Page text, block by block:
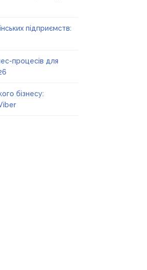
підприємств:
процесів для
бізнесу: